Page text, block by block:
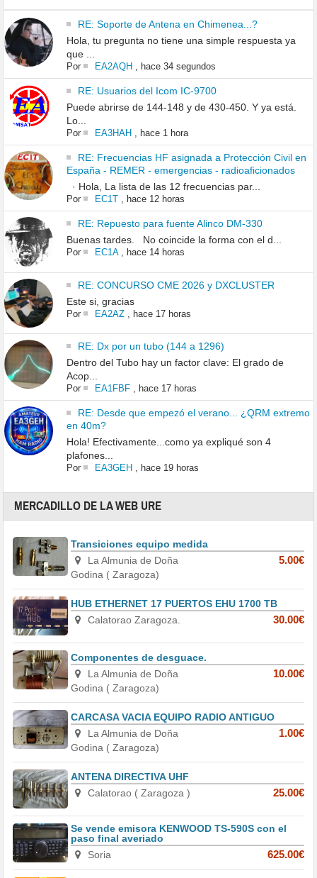
RE: Soporte de Antena en Chimenea...?
Hola, tu pregunta no tiene una simple respuesta ya
que ...
Por EA2AQH, hace 34 segundos
RE: Usuarios del Icom IC-9700
Puede abrirse de 144-148 y de 430-450. Y ya está.
Lo...
Por EA3HAH, hace 1 hora
RE: Frecuencias HF asignada a Protección Civil en
España - REMER - emergencias - radioaficionados
· Hola, La lista de las 12 frecuencias par...
Por EC1T, hace 12 horas
RE: Repuesto para fuente Alinco DM-330
Buenas tardes. No coincide la forma con el d...
Por EC1A, hace 14 horas
RE: CONCURSO CME 2026 y DXCLUSTER
Este si, gracias
Por EA2AZ, hace 17 horas
RE: Dx por un tubo (144 a 1296)
Dentro del Tubo hay un factor clave: El grado de
Acop...
Por EA1FBF, hace 17 horas
RE: Desde que empezó el verano... ¿QRM extremo
en 40m?
Hola! Efectivamente...como ya expliqué son 4
plafones...
Por EA3GEH , hace 19 horas
MERCADILLO DE LA WEB URE
Transiciones equipo medida
La Almunia de Doña
Godina ( Zaragoza)
5.00€
HUB ETHERNET 17 PUERTOS EHU 1700 TB
Calatorao Zaragoza.
30.00€
Componentes de desguace.
La Almunia de Doña
Godina ( Zaragoza)
10.00€
CARCASA VACIA EQUIPO RADIO ANTIGUO
La Almunia de Doña
Godina ( Zaragoza)
1.00€
ANTENA DIRECTIVA UHF
Calatorao ( Zaragoza )
25.00€
Se vende emisora KENWOOD TS-590S con el
paso final averiado
Soria
625.00€